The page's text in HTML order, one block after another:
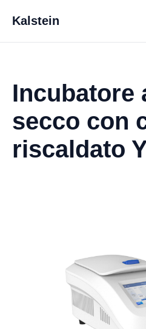
Kalstein
Incubatore
secco con
riscaldato